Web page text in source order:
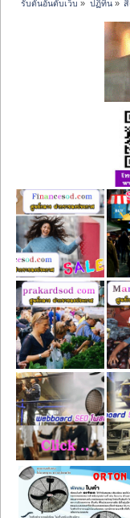
รับดันอันดับเว็บ » ปฏิทิน» สิ